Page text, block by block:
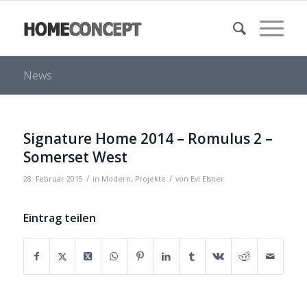
News
Signature Home 2014 – Romulus 2 –
Somerset West
28. Februar 2015 / in Modern, Projekte / von Evi Elsner
Eintrag teilen